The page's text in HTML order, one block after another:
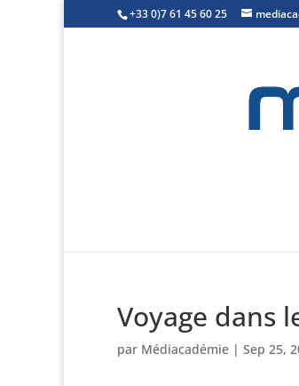
+33 0)7 61 45 60 25
Voyage dans
par Médiacadémie | Sep 25,